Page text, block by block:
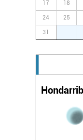
17 18
24 25
31